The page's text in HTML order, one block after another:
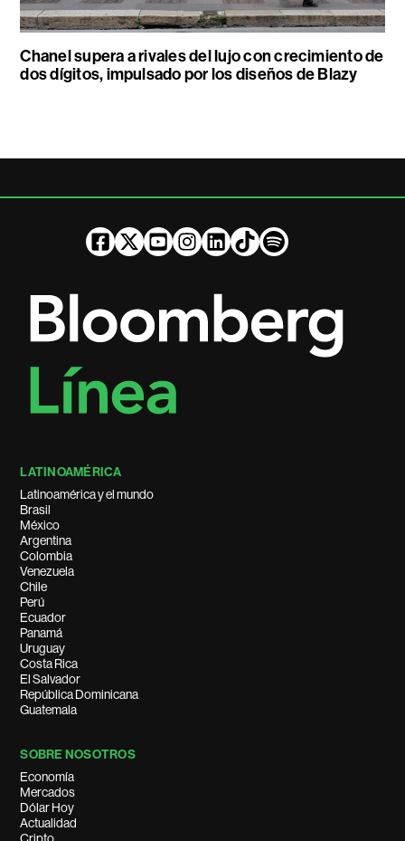
Chanel supera a rivales del lujo con crecimiento de
dos dígitos, impulsado por los diseños de Blazy
LATINOAMÉRICA
Latinoamérica y el mundo
Brasil
México
Argentina
Colombia
Venezuela
Chile
Perú
Ecuador
Panamá
Uruguay
Costa Rica
El Salvador
República Dominicana
Guatemala
SOBRE NOSOTROS
Economía
Mercados
Dólar Hoy
Actualidad